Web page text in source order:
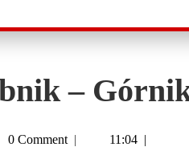
–
0 Comment | 11:04 |